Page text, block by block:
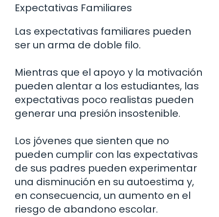
Expectativas Familiares
Las expectativas familiares pueden
ser un arma de doble filo.
Mientras que el apoyo y la motivación
pueden alentar a los estudiantes, las
expectativas poco realistas pueden
generar una presión insostenible.
Los jóvenes que sienten que no
pueden cumplir con las expectativas
de sus padres pueden experimentar
una disminución en su autoestima y,
en consecuencia, un aumento en el
riesgo de abandono escolar.